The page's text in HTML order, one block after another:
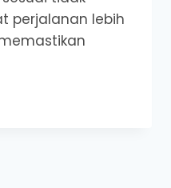
perjalanan lebih